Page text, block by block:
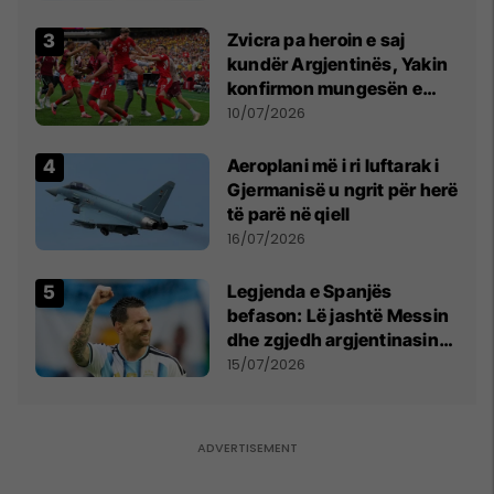
kërkon shkarkimin e
menjëhershëm të
Snezhana Paunoviq
Zvicra pa heroin e saj
kundër Argjentinës, Yakin
konfirmon mungesën e
madhe
10/07/2026
Aeroplani më i ri luftarak i
Gjermanisë u ngrit për herë
të parë në qiell
16/07/2026
Legjenda e Spanjës
befason: Lë jashtë Messin
dhe zgjedh argjentinasin
më të mirë në botë
15/07/2026